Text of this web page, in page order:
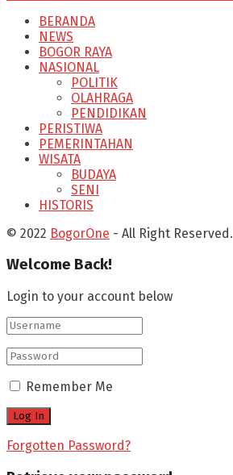
BERANDA
NEWS
BOGOR RAYA
NASIONAL
POLITIK
OLAHRAGA
PENDIDIKAN
PERISTIWA
PEMERINTAHAN
WISATA
BUDAYA
SENI
HISTORIS
© 2022 BogorOne - All Right Reserved.
Welcome Back!
Login to your account below
Remember Me
Forgotten Password?